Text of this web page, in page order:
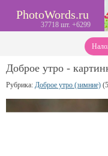
PhotoWords.ru
37718 шт. +6299
Доброе утро -
Рубрика: Доброе утро (зимние)